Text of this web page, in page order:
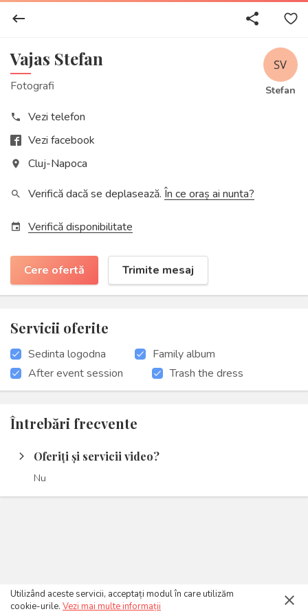
keyboard_backspace share
Vajas Stefan
Fotografi Stefan
phone
Vezi telefon
Vezi facebook
place Cluj-Napoca
search Verifică dacă se deplasează. În ce oraș ai nunta?
event Verifică disponibilitate
Cere ofertă Trimite mesaj
Servicii oferite
Sedinta logodna
Family album
After event session
Trash the dress
Întrebări frecvente
arrow_forward_ios Oferiți și servicii video?
Nu
Utilizând aceste servicii, acceptați modul în care utilizăm
cookie-urile. Vezi mai multe informații close